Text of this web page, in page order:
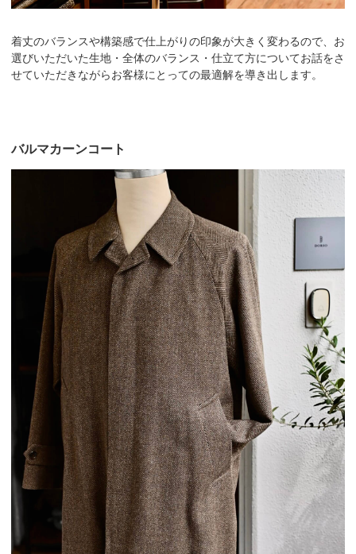
着丈のバランスや構築感で仕上がりの印象が大きく変わるので、お
選びいただいた生地・全体のバランス・仕立て方についてお話をさ
せていただきながらお客様にとっての最適解を導き出します。
バルマカーンコート